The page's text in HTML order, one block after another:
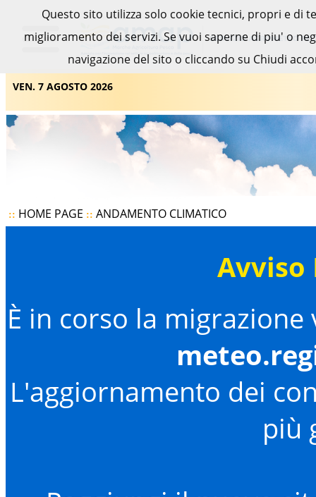
VEN. 7 AGOSTO 2026
:: HOME PAGE :: ANDAMENTO CLIMATICO
È in corso la
L'aggiornamento dei
più
Questo sito utilizza solo cookie tecnici, propri e di
miglioramento dei servizi. Se vuoi saperne di piu' o
navigazione del sito o cliccando su Chiudi